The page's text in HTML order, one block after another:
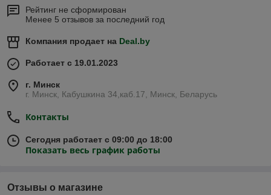
Рейтинг не сформирован
Менее 5 отзывов за последний год
Компания продает на Deal.by
Работает с 19.01.2023
г. Минск
г. Минск, Кабушкина 34,каб.17, Минск, Беларусь
Контакты
Сегодня работает с 09:00 до 18:00
Показать весь график работы
Отзывы о магазине